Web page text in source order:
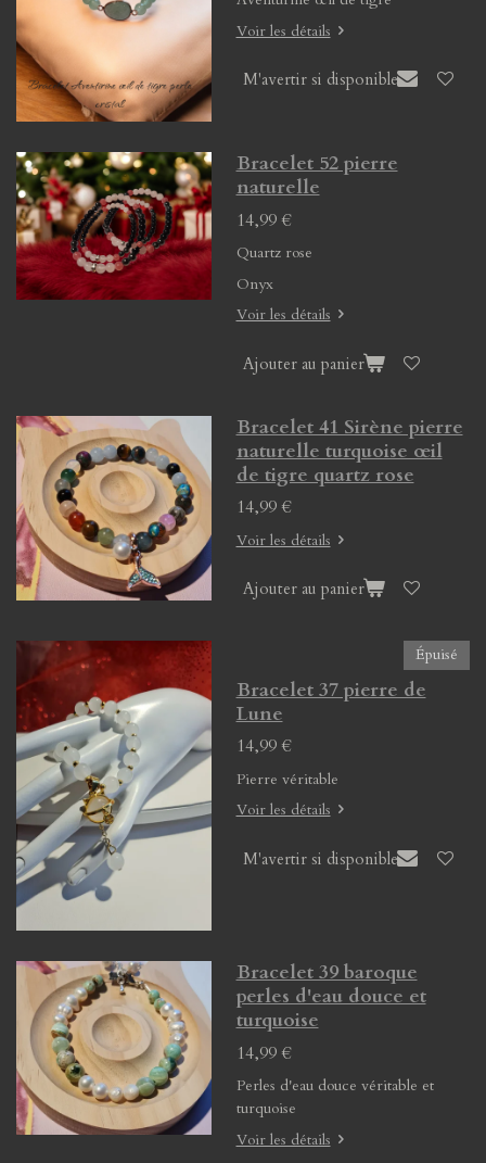
Voir les détails
M'avertir si disponible
Bracelet 52 pierre
naturelle
14,99 €
Quartz rose
Onyx
Voir les détails
Ajouter au panier
Bracelet 41 Sirène pierre
naturelle turquoise œil
de tigre quartz rose
14,99 €
Voir les détails
Ajouter au panier
Épuisé
Bracelet 37 pierre de
Lune
14,99 €
Pierre véritable
Voir les détails
M'avertir si disponible
Bracelet 39 baroque
perles d'eau douce et
turquoise
14,99 €
Perles d'eau douce véritable et
turquoise
Voir les détails